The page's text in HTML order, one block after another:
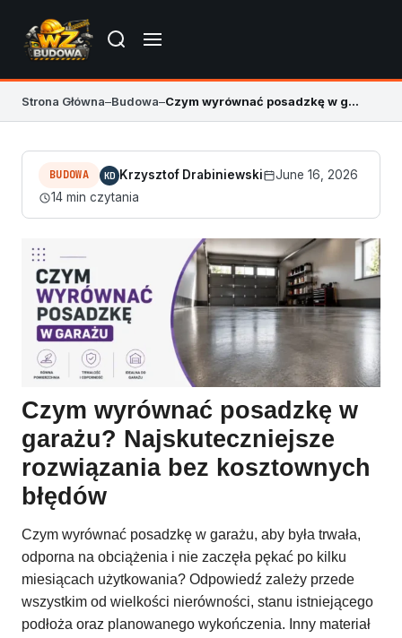
Strona Główna–Budowa– Czym wyrównać posadzkę w garażu? Najlepsze rozwiązania
BUDOWA KD Krzysztof Drabiniewski
June 16, 2026
14 min czytania
Czym wyrównać posadzkę w
garażu? Najskuteczniejsze
rozwiązania bez kosztownych
błędów
Czym wyrównać posadzkę w garażu, aby była trwała,
odporna na obciążenia i nie zaczęła pękać po kilku
miesiącach użytkowania? Odpowiedź zależy przede
wszystkim od wielkości nierówności, stanu istniejącego
podłoża oraz planowanego wykończenia. Inny materiał